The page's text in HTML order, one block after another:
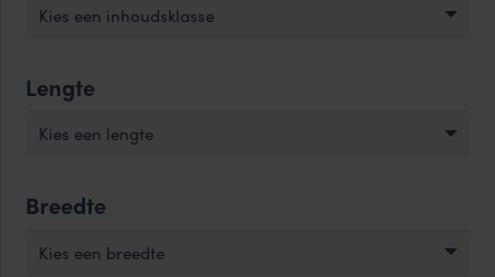
Kies een inhoudsklasse
Lengte
Kies een lengte
Breedte
Kies een breedte